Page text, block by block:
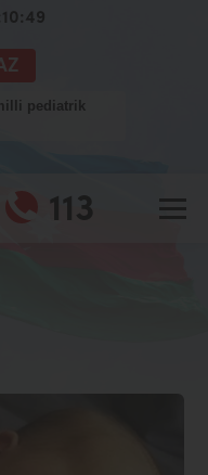
pediatrik
113